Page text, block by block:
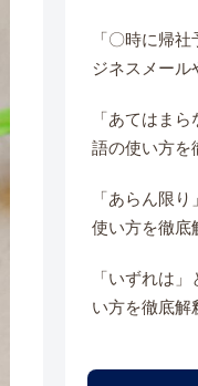
「〇時に帰
ジネスメール
「あてはま
語の使い方を
「あらん限
使い方を徹底
「いずれは
い方を徹底解